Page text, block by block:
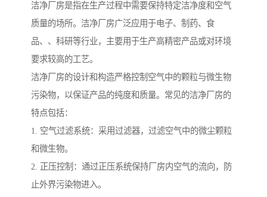
洁净厂房是指在生产过程中需要保持特定洁净度和空气
质量的场所。洁净厂房广泛应用于电子、制药、食
品、、科研等行业，主要用于生产高精密产品或对环境
要求较高的工艺。
洁净厂房的设计和构造严格控制空气中的颗粒与微生物
污染物，以保证产品的纯度和质量。常见的洁净厂房的
特点包括：
1. 空气过滤系统：采用过滤器，过滤空气中的微尘颗粒
和微生物。
2. 正压控制：通过正压系统保持厂房内空气的流向，防
止外界污染物进入。